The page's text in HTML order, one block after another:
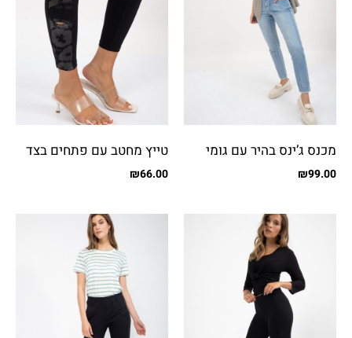
מכנס ג’ינס בהיר עם גומי
בגב ₪99.00
טייץ מחטב עם פתחים בצד
ודפוס₪66.00